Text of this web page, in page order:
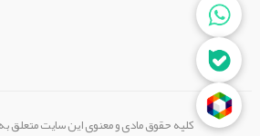
کلیه حقوق مادی و معنوی این سایت متعلق